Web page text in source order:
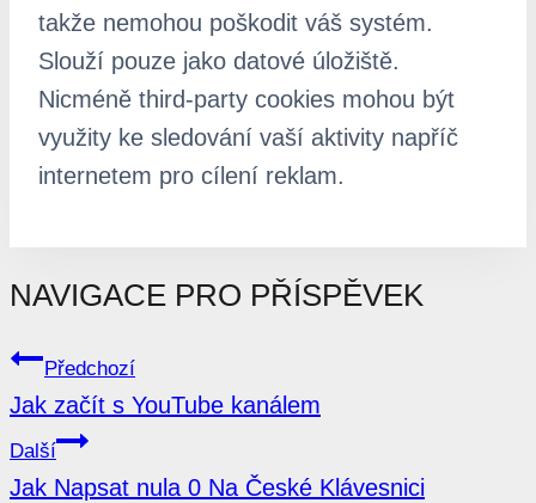
takže nemohou poškodit váš systém.
Slouží pouze jako datové úložiště.
Nicméně third-party cookies mohou být
využity ke sledování vaší aktivity napříč
internetem pro cílení reklam.
NAVIGACE PRO PŘÍSPĚVEK
Předchozí
Jak začít s YouTube kanálem
Další
Jak Napsat nula 0 Na České Klávesnici